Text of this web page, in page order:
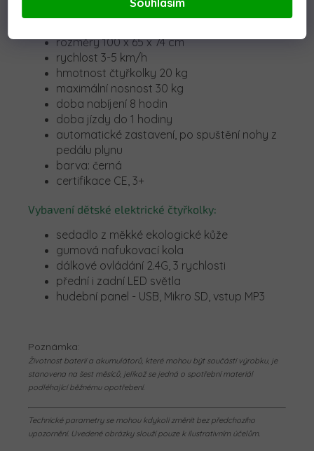
Souhlasím
baterie 12V 7Ah
rozměry 100 x 65 x 74 cm
rychlost 3-5 km/h
hmotnost čtyřkolky 20 kg
maximální nosnost 30 kg
doba nabíjení 8 hodin
doba jízdy do 1 hodiny
automatické zastavení, po spuštění nohy z
pedálu plynu
barva: černá
certifikace CE, 3+
Vybavení dětské elektrické čtyřkolky:
sedadlo z měkké ekologické kůže
gumová nafukovací kola
dálkové ovládání 2.4G, 3 rychlosti
přední i zadní LED světla
hudební panel - USB, Mikro SD, vstup MP3
Poznámka:
Životnost baterií a akumulátorů, které mohou být součástí výrobku, je
stanovena na šest měsíců, jelikož se jedná o spotřební materiál
podléhající běžnému opotřebení.
Technické parametry se mohou kdykoli změnit bez předchozího
upozornění. Uvedené obrázky slouží pouze k ilustrativním účelům.